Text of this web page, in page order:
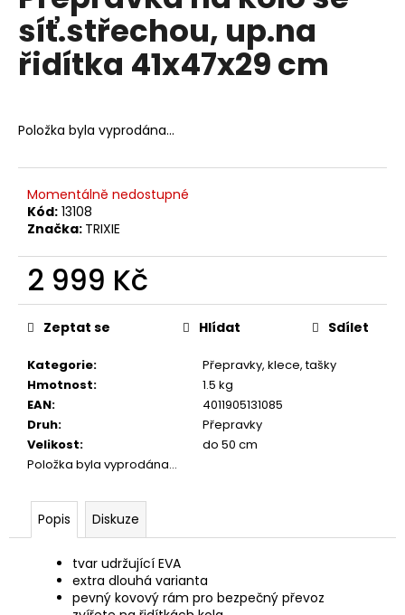
z
5
hvězdiček.
síť.střechou, up.na
řidítka 41x47x29 cm
Položka byla vyprodána…
Momentálně nedostupné
Kód: 13108
Značka: TRIXIE
2 999 Kč
Měrná
cena:
Kategorie:
Přepravky, klece, tašky
Hmotnost:
1.5 kg
EAN:
4011905131085
Druh:
Přepravky
Velikost:
do 50 cm
Položka byla vyprodána…
Zeptat se Hlídat Sdílet
Popis Diskuze
tvar udržující EVA
extra dlouhá varianta
pevný kovový rám pro bezpečný převoz
a
j
í
D
o
p
u
č
u
e
JOSICAT
KAPSIČKA